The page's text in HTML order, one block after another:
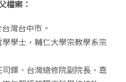
檔案：
灣台中市。
學士，輔仁大學宗教學系宗
鐸、台灣總修院副院長、嘉